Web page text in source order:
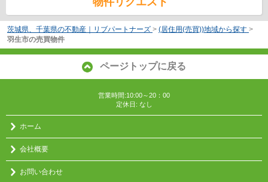
茨城県、千葉県の不動産｜リブパートナーズ > (居住用(売買))地域から探す >
羽生市の売買物件
ページトップに戻る
営業時間:10:00～20：00
定休日: なし
ホーム
会社概要
お問い合わせ